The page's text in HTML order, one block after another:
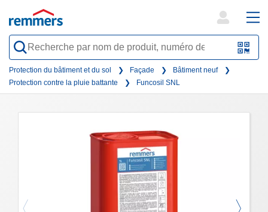
QR-
search
form
Protection du bâtiment et du sol Façade
Bâtiment neuf
Protection contre la pluie battante
Funcosil SNL